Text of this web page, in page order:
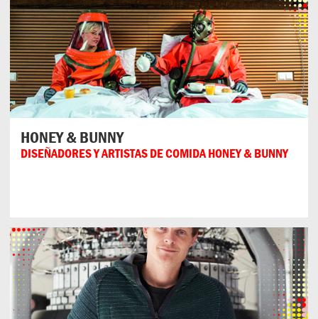
HONEY & BUNNY
DISEÑADORES Y ARTISTAS DE COMIDA HONEY & BUNNY